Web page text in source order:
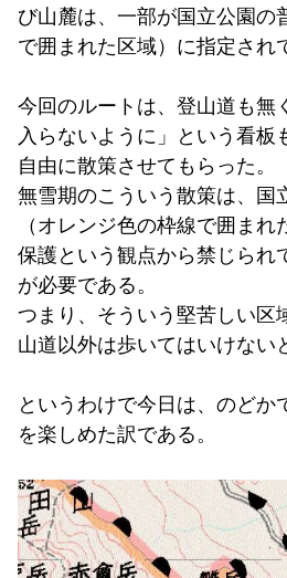
び山麓は、一部が国立公園の
で囲まれた区域）に指定され
今回のルートは、登山道も無
入らないように」という看板
自由に散策させてもらった。
無雪期のこういう散策は、国
（オレンジ色の枠線で囲ま
保護という観点から禁じられ
が必要である。
つまり、そういう堅苦しい区
山道以外は歩いてはいけない
というわけで今日は、のどか
を楽しめた訳である。